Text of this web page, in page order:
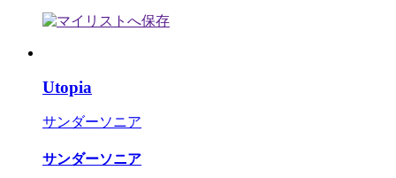
Utopia
サンダーソニア
サンダーソニア